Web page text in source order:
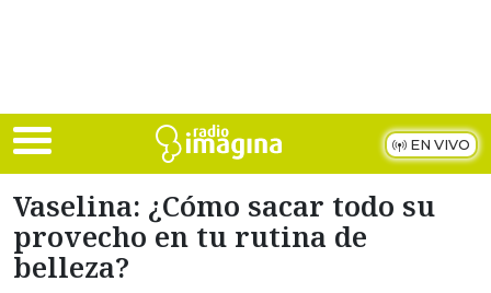
EN VIVO
Vaselina: ¿Cómo sacar todo su
provecho en tu rutina de
belleza?